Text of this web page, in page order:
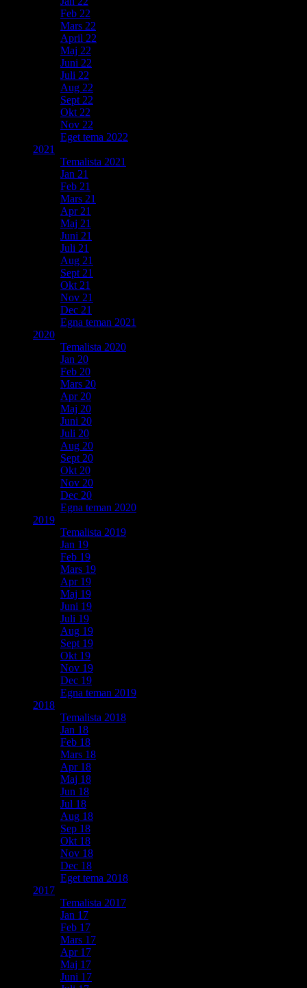
Feb 22
Mars 22
April 22
Maj 22
Juni 22
Juli 22
Aug 22
Sept 22
Okt 22
Nov 22
Eget tema 2022
2021
Temalista 2021
Jan 21
Feb 21
Mars 21
Apr 21
Maj 21
Juni 21
Juli 21
Aug 21
Sept 21
Okt 21
Nov 21
Dec 21
Egna teman 2021
2020
Temalista 2020
Jan 20
Feb 20
Mars 20
Apr 20
Maj 20
Juni 20
Juli 20
Aug 20
Sept 20
Okt 20
Nov 20
Dec 20
Egna teman 2020
2019
Temalista 2019
Jan 19
Feb 19
Mars 19
Apr 19
Maj 19
Juni 19
Juli 19
Aug 19
Sept 19
Okt 19
Nov 19
Dec 19
Egna teman 2019
2018
Temalista 2018
Jan 18
Feb 18
Mars 18
Apr 18
Maj 18
Jun 18
Jul 18
Aug 18
Sep 18
Okt 18
Nov 18
Dec 18
Eget tema 2018
2017
Temalista 2017
Jan 17
Feb 17
Mars 17
Apr 17
Maj 17
Juni 17